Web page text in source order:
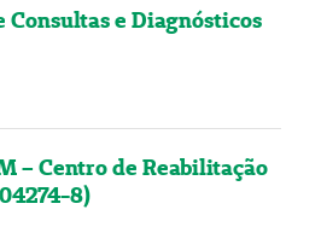
e Diagnósticos
– Centro de Reabilitação
8)